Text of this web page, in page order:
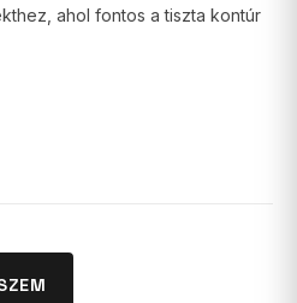
ahol fontos a tiszta kontúr